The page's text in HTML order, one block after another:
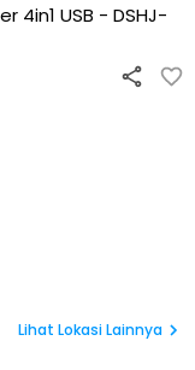
4in1 USB - DSHJ-
Lihat Lokasi Lainnya